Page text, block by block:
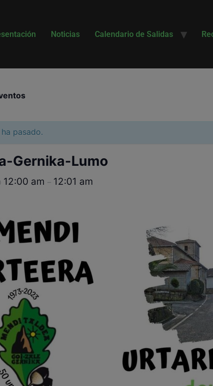
Noticias Calendario de Salidas
pasado.
Gernika-Lumo
12:00 am – 12:01 am